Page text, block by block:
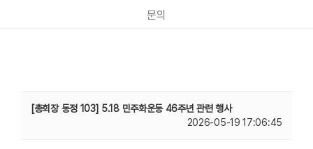
문의
[총회장 동정 103] 5.18 민주화운동 46주년 관련 행사
2026-05-19 17:06:45